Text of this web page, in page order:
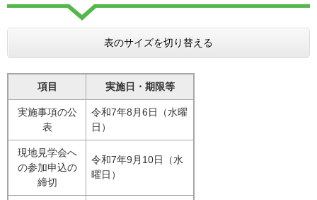
表のサイズを切り替える
項目 実施日・期限等
実施事項の公
表
令和7年8月6日（水曜
日）
現地見学会へ
の参加申込の
締切
令和7年9月10日（水
曜日）